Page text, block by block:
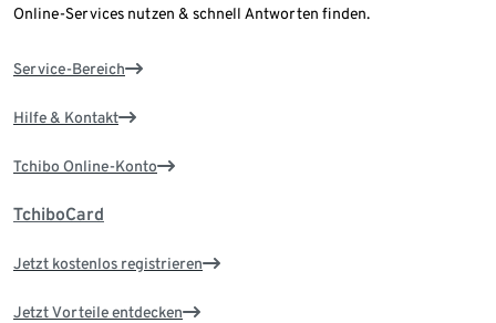
Online-Services nutzen & schnell Antworten finden.
Service-Bereich
Hilfe & Kontakt
Tchibo Online-Konto
TchiboCard
Jetzt kostenlos registrieren
Jetzt Vorteile entdecken